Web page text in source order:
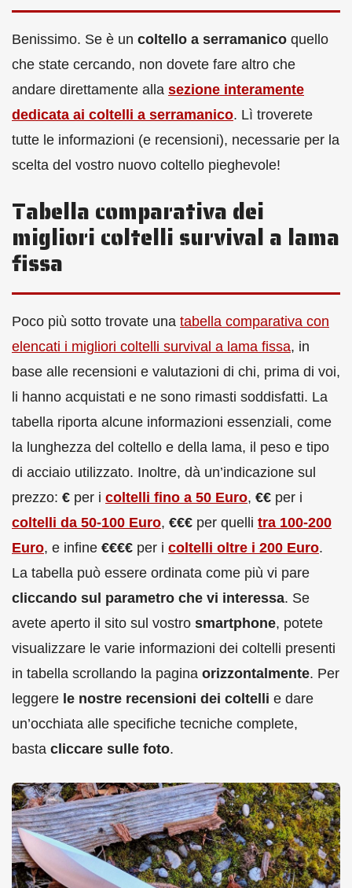
Benissimo. Se è un coltello a serramanico quello
che state cercando, non dovete fare altro che
andare direttamente alla sezione interamente
dedicata ai coltelli a serramanico. Lì troverete
tutte le informazioni (e recensioni), necessarie per la
scelta del vostro nuovo coltello pieghevole!
Tabella comparativa dei
migliori coltelli survival a lama
fissa
Poco più sotto trovate una tabella comparativa con
elencati i migliori coltelli survival a lama fissa, in
base alle recensioni e valutazioni di chi, prima di voi,
li hanno acquistati e ne sono rimasti soddisfatti. La
tabella riporta alcune informazioni essenziali, come
la lunghezza del coltello e della lama, il peso e tipo
di acciaio utilizzato. Inoltre, dà un’indicazione sul
prezzo: € per i coltelli fino a 50 Euro, €€ per i
coltelli da 50-100 Euro, €€€ per quelli tra 100-200
Euro, e infine €€€€ per i coltelli oltre i 200 Euro.
La tabella può essere ordinata come più vi pare
cliccando sul parametro che vi interessa. Se
avete aperto il sito sul vostro smartphone, potete
visualizzare le varie informazioni dei coltelli presenti
in tabella scrollando la pagina orizzontalmente. Per
leggere le nostre recensioni dei coltelli e dare
un’occhiata alle specifiche tecniche complete,
basta cliccare sulle foto.